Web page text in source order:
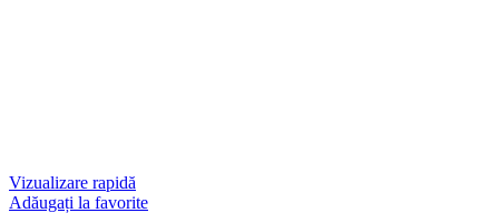
Vizualizare rapidă
Adăugați la favorite